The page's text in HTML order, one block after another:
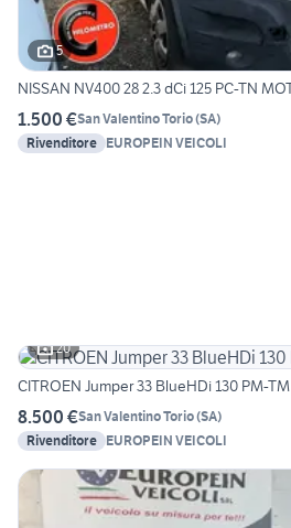
5
NISSAN NV400 28 2.3 dCi 125 PC-TN
1.500 €San Valentino Torio(SA)
Rivenditore EUROPEIN VEICOLI
20
CITROEN Jumper 33 BlueHDi 130 PM-
8.500 €San Valentino Torio(SA)
Rivenditore EUROPEIN VEICOLI